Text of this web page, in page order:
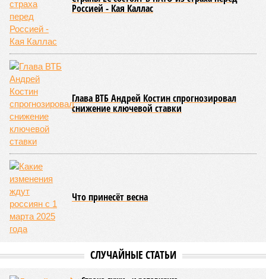
отчитывался о поэтапной готовности – 90%, затем 97%, с
конкретными инженерными работами (усиление
монолитных конструкций, устранение проектных ошибок) –
то по «Станции Л» подобной публичной отчётности
дольщики не видят. Ни Capital Group, ни кураторы
строительства не подтверждают ни соблюдения графика
строительства, ни объёма фактически выполненных работ.
Напрашивается закономерный вопрос: если
декларируемая «Capital Group модель (достраивать
проблемные объекты SSD») сработала на
Люблино? И означает ли отсутствие техники на площадке,
что в реальности подрядчик по «Станции Л» ещё даже не
определён?
2025–2026 годах, похоже, не изменили ситуацию.
последние месяцы в личном общении нам перестали
называть даже ориентировочные сроки»
Казалось бы, формально ответственность по